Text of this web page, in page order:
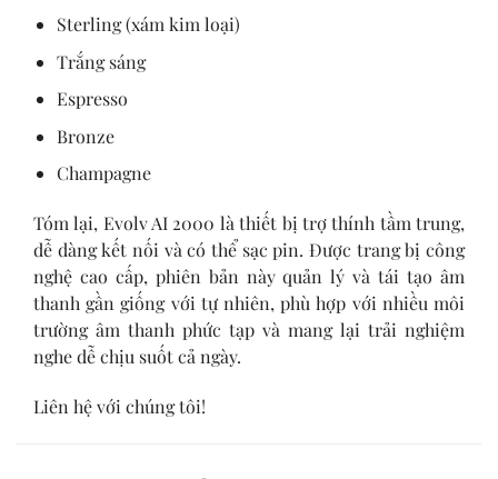
Sterling (xám kim loại)
Trắng sáng
Espresso
Bronze
Champagne
Tóm lại, Evolv AI 2000 là thiết bị trợ thính tầm trung,
dễ dàng kết nối và có thể sạc pin. Được trang bị công
nghệ cao cấp, phiên bản này quản lý và tái tạo âm
thanh gần giống với tự nhiên, phù hợp với nhiều môi
trường âm thanh phức tạp và mang lại trải nghiệm
nghe dễ chịu suốt cả ngày.
Liên hệ với chúng tôi!